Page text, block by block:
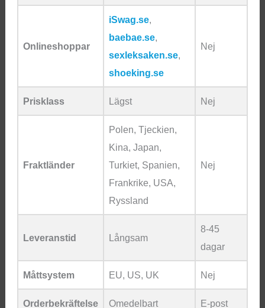
Onlineshoppar
iSwag.se,
baebae.se,
sexleksaken.se,
shoeking.se
Nej
Prisklass Lägst Nej
Fraktländer
Polen, Tjeckien,
Kina, Japan,
Turkiet, Spanien,
Frankrike, USA,
Ryssland
Nej
Leveranstid Långsam
8-45
dagar
Måttsystem EU, US, UK Nej
Orderbekräftelse Omedelbart E-post